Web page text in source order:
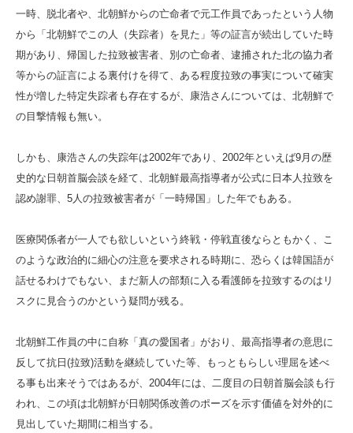
一時、脱北者や、北朝鮮からの亡命者で元工作員であったという人物
から「北朝鮮でこの人（失踪者）を見た」等の証言が続出していた時
期があり、帰国した拉致被害者、別の亡命者、逮捕された北の協力者
等からの証言による裏付けを得て、ある程度拉致の事実について確実
性が増した特定失踪者も存在するが、康浩さんについては、北朝鮮で
の目撃情報も無い。
しかも、康浩さんの失踪年は2002年であり、2002年といえば9月の歴
史的な日朝首脳会談を経て、北朝鮮最高指導者が公式に日本人拉致を
認め謝罪、5人の拉致被害者が「一時帰国」した年でもある。
医療関係者が一人でも欲しいという終戦・停戦直後ならともかく、こ
のような政治的に細心の注意を要求される時期に、恐らくは韓国語が
話せるわけでもない、まだ新人の部類に入る看護師を拉致するのはリ
スクに見合うのかという疑問が残る。
北朝鮮工作員の中に自称「真の愛国者」がおり、最高指導者の意思に
反して抗日(拉致)活動を継続していた等、もっともらしい理屈を述べ
る事も出来そうではあるが、2004年には、二度目の日朝首脳会談も行
われ、この頃は北朝鮮が日朝関係改善のポーズを示す価値を対外的に
見出していた期間に相当する。